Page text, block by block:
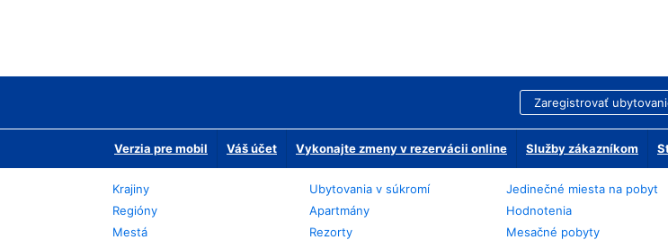
Zaregistrovať
Verzia pre mobil Váš účet Vykonajte zmeny v rezervácii online Služby zákazníkom
Krajiny
Regióny
Mestá
Ubytovania v súkromí
Apartmány
Rezorty
Jedinečné miesta na pobyt
Hodnotenia
Mesačné pobyty